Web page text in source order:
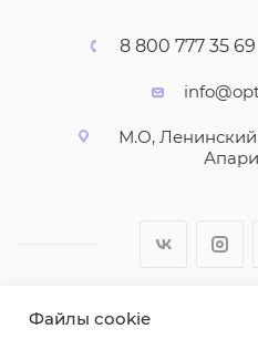
8 800 777 35 69
М.О, Ленинский
2026 © ООО "Вайт
Файлы cookie